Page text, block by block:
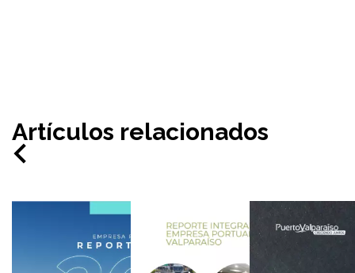
Artículos relacionados